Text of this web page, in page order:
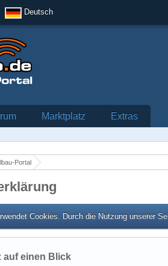
Deutsch
Marktplatz Extras
Portal
Cookies. Durch die Nutzung unserer
auf einen Blick